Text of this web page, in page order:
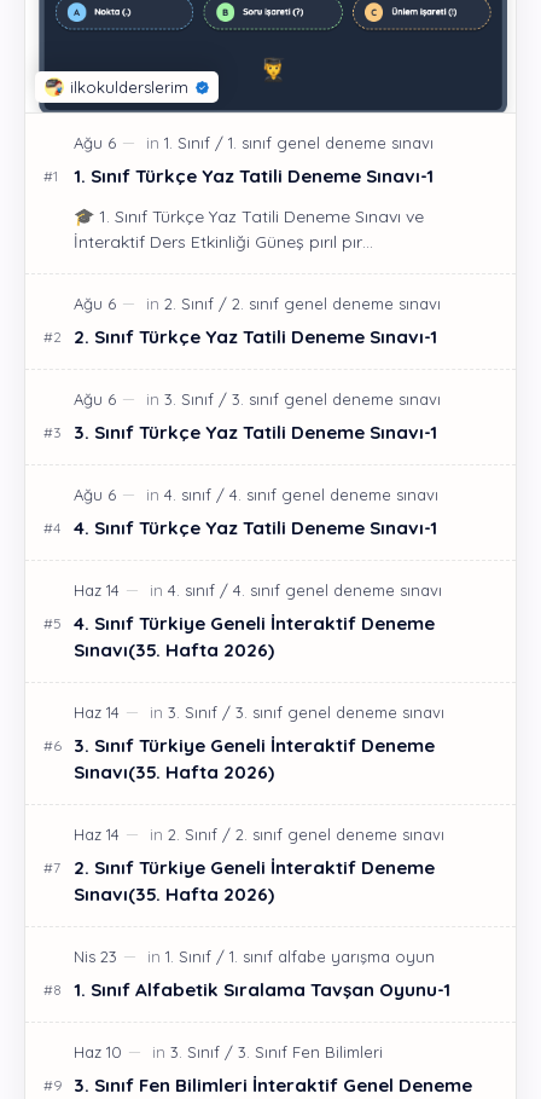
1. Sınıf Türkçe Yaz Tatili Deneme Sınavı-1
🎓 1. Sınıf Türkçe Yaz Tatili Deneme Sınavı ve
İnteraktif Ders Etkinliği Güneş pırıl pır…
2. Sınıf Türkçe Yaz Tatili Deneme Sınavı-1
3. Sınıf Türkçe Yaz Tatili Deneme Sınavı-1
4. Sınıf Türkçe Yaz Tatili Deneme Sınavı-1
4. Sınıf Türkiye Geneli İnteraktif Deneme
Sınavı(35. Hafta 2026)
3. Sınıf Türkiye Geneli İnteraktif Deneme
Sınavı(35. Hafta 2026)
2. Sınıf Türkiye Geneli İnteraktif Deneme
Sınavı(35. Hafta 2026)
1. Sınıf Alfabetik Sıralama Tavşan Oyunu-1
3. Sınıf Fen Bilimleri İnteraktif Genel Deneme